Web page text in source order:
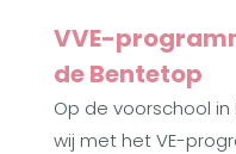
VVE-
de Bentetop
Op de voorschool
wij met het VE-